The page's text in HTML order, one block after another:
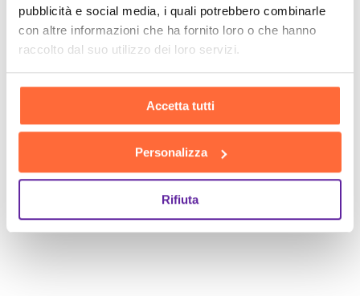
pubblicità e social media, i quali potrebbero combinarle
con altre informazioni che ha fornito loro o che hanno
raccolto dal suo utilizzo dei loro servizi.
Accetta tutti
Personalizza
Rifiuta
SCOPRI